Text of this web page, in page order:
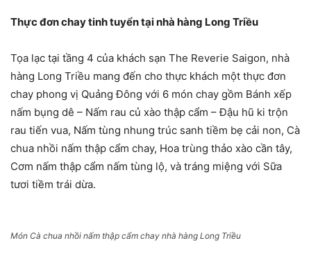
Thực đơn chay tinh tuyển tại nhà hàng Long Triều
Tọa lạc tại tầng 4 của khách sạn The Reverie Saigon, nhà
hàng Long Triều mang đến cho thực khách một thực đơn
chay phong vị Quảng Đông với 6 món chay gồm Bánh xếp
nấm bụng dê – Nấm rau củ xào thập cẩm – Đậu hũ ki trộn
rau tiến vua, Nấm tùng nhung trúc sanh tiềm bẹ cải non, Cà
chua nhồi nấm thập cẩm chay, Hoa trùng thảo xào cần tây,
Cơm nấm thập cẩm nấm tùng lộ, và tráng miệng với Sữa
tươi tiềm trái dừa.
Món Cà chua nhồi nấm thập cẩm chay nhà hàng Long Triều